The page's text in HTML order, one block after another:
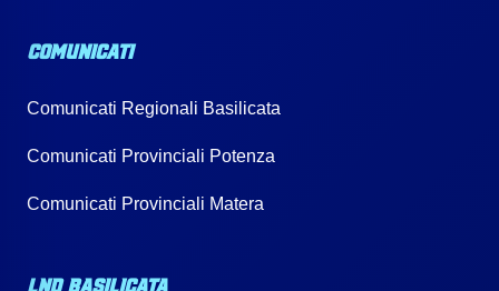
COMUNICATI
Comunicati Regionali Basilicata
Comunicati Provinciali Potenza
Comunicati Provinciali Matera
LND BASILICATA